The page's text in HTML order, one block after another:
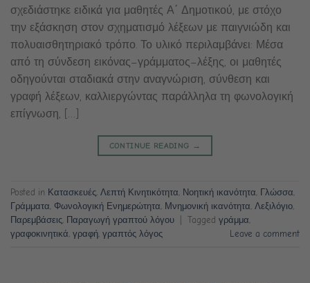
σχεδιάστηκε ειδικά για μαθητές Α΄ Δημοτικού, με στόχο
την εξάσκηση στον σχηματισμό λέξεων με παιγνιώδη και
πολυαισθητηριακό τρόπο. Το υλικό περιλαμβάνει: Μέσα
από τη σύνδεση εικόνας–γράμματος–λέξης, οι μαθητές
οδηγούνται σταδιακά στην αναγνώριση, σύνθεση και
γραφή λέξεων, καλλιεργώντας παράλληλα τη φωνολογική
επίγνωση, […]
CONTINUE READING →
Posted in Κατασκευές, Λεπτή Κινητικότητα, Νοητική ικανότητα, Γλώσσα,
Γράμματα, Φωνολογική Ενημερώτητα, Μνημονική ικανότητα, Λεξιλόγιο,
Παρεμβάσεις, Παραγωγή γραπτού λόγου Tagged γράμμα,
γραφοκινητικά, γραφή, γραπτός λόγος Leave a comment